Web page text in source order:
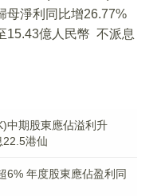
母淨利同比增26.77%
15.43億人民幣 不派息
中期股東應佔溢利升
22.5港仙
6% 年度股東應佔盈利同